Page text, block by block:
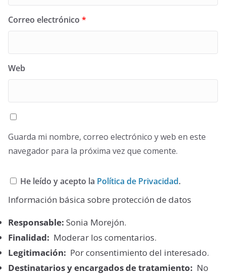
Correo electrónico *
Web
Guarda mi nombre, correo electrónico y web en este
navegador para la próxima vez que comente.
He leído y acepto la Política de Privacidad.
Información básica sobre protección de datos
Responsable: Sonia Morejón.
Finalidad: Moderar los comentarios.
Legitimación: Por consentimiento del interesado.
Destinatarios y encargados de tratamiento: No